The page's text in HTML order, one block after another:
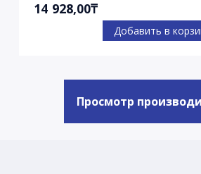
14 928,00₸
Добавить в
Просмотр